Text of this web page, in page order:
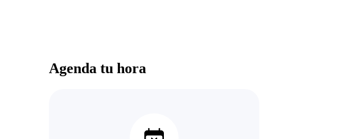
Agenda tu hora